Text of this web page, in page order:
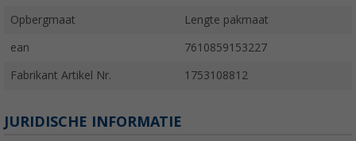
Opbergmaat Lengte pakmaat
ean 7610859153227
Fabrikant Artikel Nr. 1753108812
JURIDISCHE INFORMATIE